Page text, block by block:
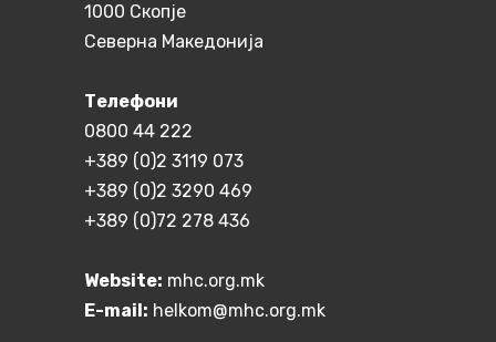
1000 Скопје
Северна Македонија
Телефони
0800 44 222
+389 (0)2 3119 073
+389 (0)2 3290 469
+389 (0)72 278 436
Website: mhc.org.mk
E-mail: helkom@mhc.org.mk